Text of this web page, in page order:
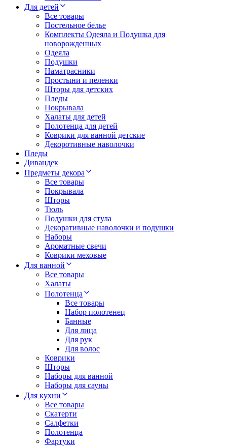
Для детей
Все товары
Постельное белье
Комплекты Одеяла и Подушка для
новорожденных
Одеяла
Подушки
Наматрасники
Простыни и пеленки
Шторы для детских
Пледы
Покрывала
Халаты для детей
Полотенца для детей
Коврики для ванной детские
Декоротивные наволочки
Пледы
Дивандек
Предметы декора
Все товары
Покрывала
Шторы
Тюль
Подушки для стула
Декоративные наволочки и подушки
Наборы
Ароматные свечи
Коврики меховые
Для ванной
Все товары
Халаты
Полотенца
Все товары
Набор полотенец
Банные
Для лица
Для рук
Для волос
Коврики
Шторы
Наборы для ванной
Наборы для сауны
Для кухни
Все товары
Скатерти
Салфетки
Полотенца
Фартуки